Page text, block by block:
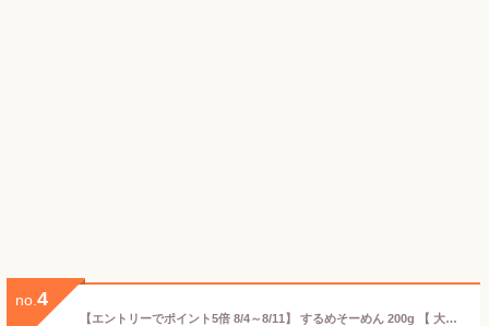
no. 4
【エントリーでポイント5倍 8/4～8/11】 するめそーめん 200g 【 大袋ファミリーサイズ 】1200円均一するめソーメン スルメソーメン おつまみ 業務用 珍味 するめスティック するめそうめん いかそうめん 烏賊そうめん おやつ【コンビニ受取対応商品】父の日 プレゼント